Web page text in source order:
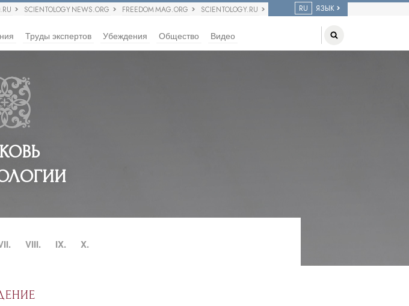
SCIENTOLOGY NEWS.ORG FREEDOM MAG.ORG SCIENTOLOGY.RU RU ЯЗЫК
Труды экспертов Убеждения Общество Видео
VIII. IX. X.